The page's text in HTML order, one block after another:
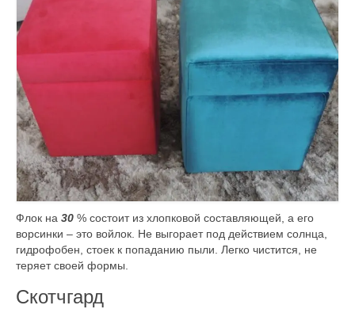
Флок на 30 % состоит из хлопковой составляющей, а его
ворсинки – это войлок. Не выгорает под действием солнца,
гидрофобен, стоек к попаданию пыли. Легко чистится, не
теряет своей формы.
Скотчгард